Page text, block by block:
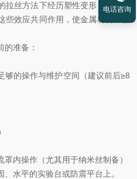
拉丝方法下经历塑性变形、晶粒细
效应共同作用，使金属材料在微
的准备：
的操作与维护空间（建议前后≥8
内操作（尤其用于纳米丝制备）
水平的实验台或防震平台上。
电话咨询